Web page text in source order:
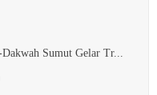
Sumut Gelar Tr...